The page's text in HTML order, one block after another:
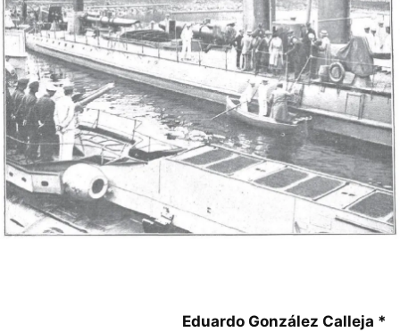
Eduardo González Calleja *